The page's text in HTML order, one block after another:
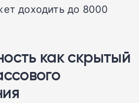
доходить до 8000
как скрытый